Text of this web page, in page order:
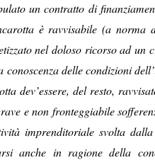
un contratto di
è ravvisabile (a
nel doloso ricorso ad un
delle condizioni
dev’essere, del resto,
e non fronteggiabile
imprenditoriale svolta
anche in ragione della